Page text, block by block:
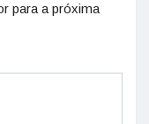
para a próxima